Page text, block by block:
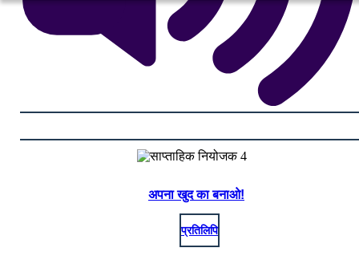
अपना खुद का बनाओ!
प्रतिलिपि